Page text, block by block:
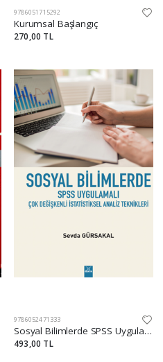
9786051715292
Kurumsal Başlangıç
270,00 TL
9786052471333
Sosyal Bilimlerde SPSS Uygulamalı Çok Değişkenli İstatistiksel Analiz Teknikleri
493,00 TL